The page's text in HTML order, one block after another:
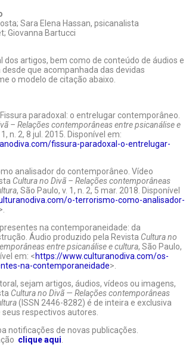
Sara Elena Hassan, psicanalista
Giovanna Bartucci
dos artigos, bem como de conteúdo de áudios e
que acompanhada das devidas
o modelo de citação abaixo.
paradoxal: o entrelugar contemporâneo.
– Relações contemporâneas entre psicanálise e
n. 2, 8 jul. 2015. Disponível em:
fissura-paradoxal-o-entrelugar-
analisador do contemporâneo. Vídeo
Cultura no Divã – Relações contemporâneas
, São Paulo, v. 1, n. 2, 5 mar. 2018. Disponível
o-terrorismo-como-analisador-
presentes na contemporaneidade: da
Áudio produzido pela Revista Cultura no
entre psicanálise e cultura, São Paulo,
em: <https://www.culturanodiva.com/os-
na-contemporaneidade>.
sejam artigos, áudios, vídeos ou imagens,
Cultura no Divã — Relações contemporâneas
(ISSN 2446-8282) é de inteira e exclusiva
respectivos autores.
notificações de novas publicações.
clique aqui